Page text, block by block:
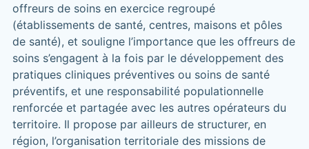
offreurs de soins en exercice regroupé
(établissements de santé, centres, maisons et pôles
de santé), et souligne l’importance que les offreurs de
soins s’engagent à la fois par le développement des
pratiques cliniques préventives ou soins de santé
préventifs, et une responsabilité populationnelle
renforcée et partagée avec les autres opérateurs du
territoire. Il propose par ailleurs de structurer, en
région, l’organisation territoriale des missions de